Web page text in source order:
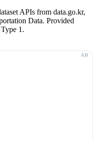
APIs from data.go.kr,
Data. Provided
1.